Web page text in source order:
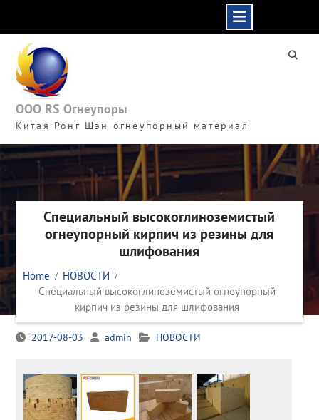
content
ООО RS Огнеупоры
Китая Ронг Шэн огнеупорный материал
Специальный высокоглиноземистый
огнеупорный кирпич из резины для
шлифования
Home
НОВОСТИ
Специальный высокоглиноземистый огнеупорный
кирпич из резины для шлифования
2017-08-03 admin НОВОСТИ